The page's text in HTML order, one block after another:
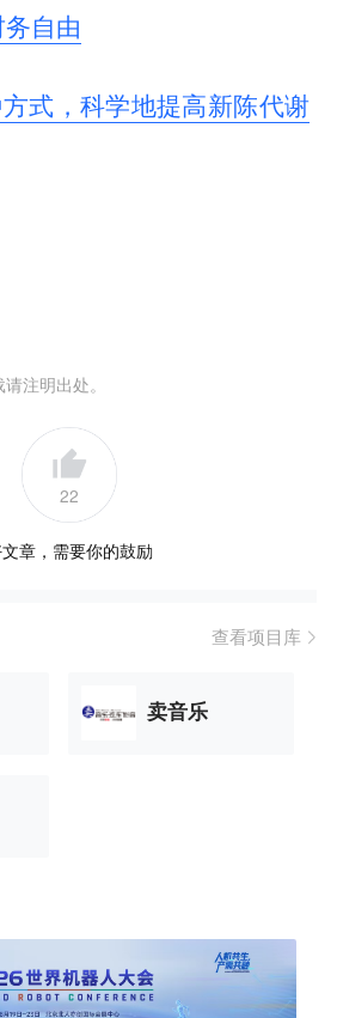
自由
式，科学地提高新陈代谢
注明出处。
22
章，需要你的鼓励
查看项目库
卖音乐